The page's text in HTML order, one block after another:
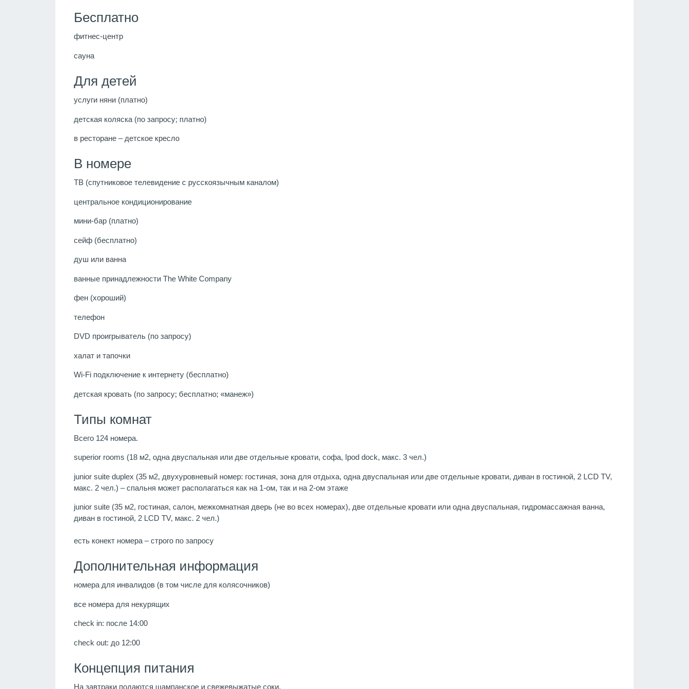
Бесплатно
фитнес-центр
сауна
Для детей
услуги няни (платно)
детская коляска (по запросу; платно)
в ресторане – детское кресло
В номере
ТВ (спутниковое телевидение с русскоязычным каналом)
центральное кондиционирование
мини-бар (платно)
сейф (бесплатно)
душ или ванна
ванные принадлежности The White Company
фен (хороший)
телефон
DVD проигрыватель (по запросу)
халат и тапочки
Wi-Fi подключение к интернету (бесплатно)
детская кровать (по запросу; бесплатно; «манеж»)
Типы комнат
Всего 124 номера.
superior rooms (18 м2, одна двуспальная или две отдельные кровати, софа, Ipod dock, макс. 3 чел.)
junior suite duplex (35 м2, двухуровневый номер: гостиная, зона для отдыха, одна двуспальная или две отдельные кровати, диван в гостиной, 2 LCD TV,
макс. 2 чел.) – спальня может располагаться как на 1-ом, так и на 2-ом этаже
junior suite (35 м2, гостиная, салон, межкомнатная дверь (не во всех номерах), две отдельные кровати или одна двуспальная, гидромассажная ванна,
диван в гостиной, 2 LCD TV, макс. 2 чел.)
есть конект номера – строго по запросу
Дополнительная информация
номера для инвалидов (в том числе для колясочников)
все номера для некурящих
check in: после 14:00
check out: до 12:00
Концепция питания
На завтраки подаются шампанское и свежевыжатые соки.